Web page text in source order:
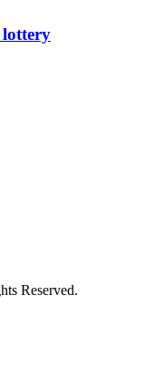
lottery
Reserved.